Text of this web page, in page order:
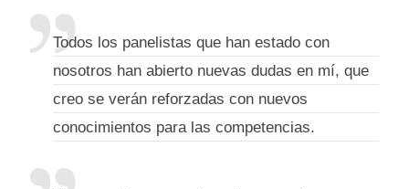
Todos los panelistas que han estado con
nosotros han abierto nuevas dudas en mí, que
creo se verán reforzadas con nuevos
conocimientos para las competencias.